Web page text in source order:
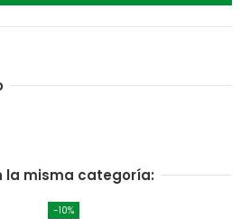
la misma categoría:
-10%